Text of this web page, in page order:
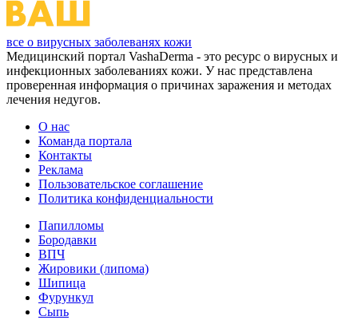
все о вирусных заболеванях кожи
Медицинский портал VashaDerma - это ресурс о вирусных и
инфекционных заболеваниях кожи. У нас представлена
проверенная информация о причинах заражения и методах
лечения недугов.
О нас
Команда портала
Контакты
Реклама
Пользовательское соглашение
Политика конфиденциальности
Папилломы
Бородавки
ВПЧ
Жировики (липома)
Шипица
Фурункул
Сыпь